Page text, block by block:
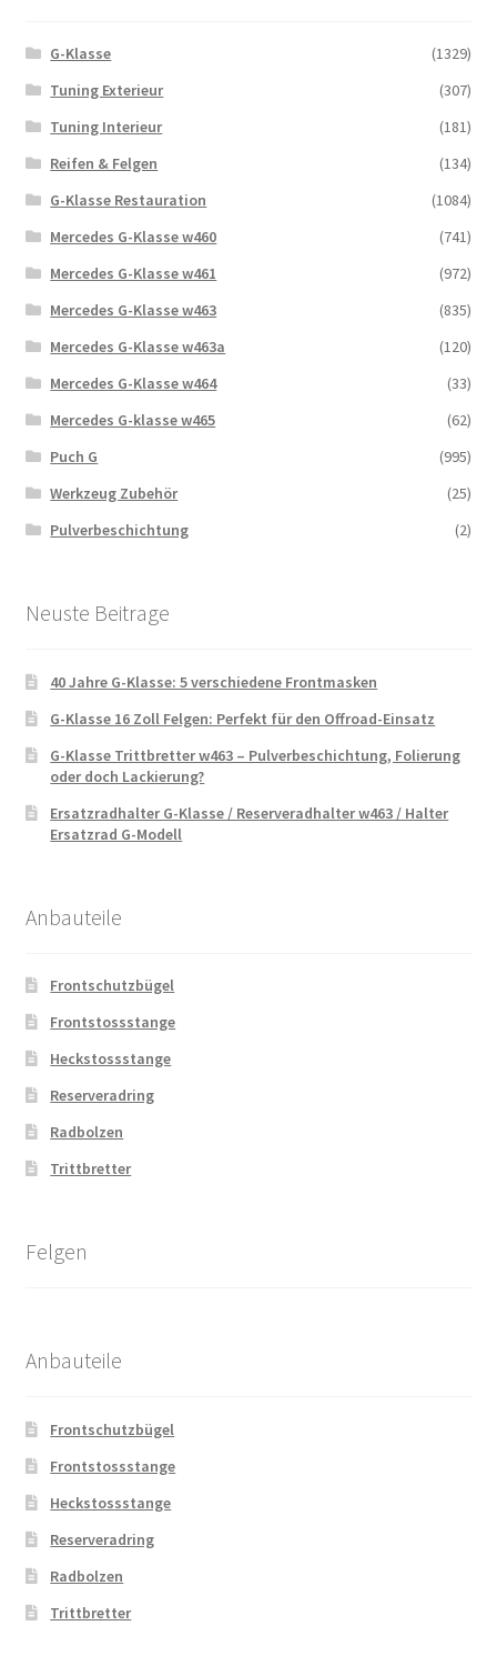
G-Klasse
(1329)
Tuning Exterieur
(307)
Tuning Interieur
(181)
Reifen & Felgen
(134)
G-Klasse Restauration
(1084)
Mercedes G-Klasse w460
(741)
Mercedes G-Klasse w461
(972)
Mercedes G-Klasse w463
(835)
Mercedes G-Klasse w463a
(120)
Mercedes G-Klasse w464
(33)
Mercedes G-klasse w465
(62)
Puch G
(995)
Werkzeug Zubehör
(25)
Pulverbeschichtung
(2)
Neuste Beitrage
40 Jahre G-Klasse: 5 verschiedene Frontmasken
G-Klasse 16 Zoll Felgen: Perfekt für den Offroad-Einsatz
G-Klasse Trittbretter w463 – Pulverbeschichtung, Folierung
oder doch Lackierung?
Ersatzradhalter G-Klasse / Reserveradhalter w463 / Halter
Ersatzrad G-Modell
Anbauteile
Frontschutzbügel
Frontstossstange
Heckstossstange
Reserveradring
Radbolzen
Trittbretter
Felgen
Anbauteile
Frontschutzbügel
Frontstossstange
Heckstossstange
Reserveradring
Radbolzen
Trittbretter